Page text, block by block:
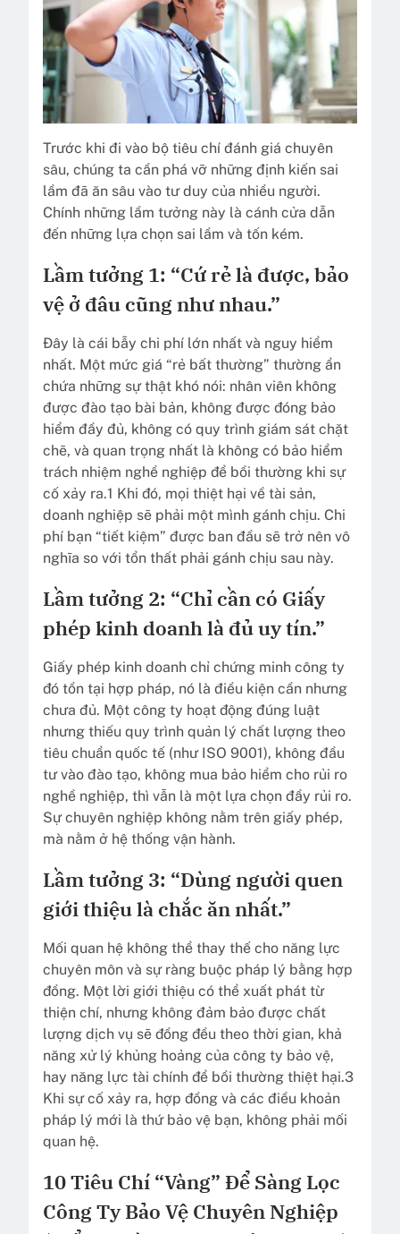
Trước khi đi vào bộ tiêu chí đánh giá chuyên
sâu, chúng ta cần phá vỡ những định kiến sai
lầm đã ăn sâu vào tư duy của nhiều người.
Chính những lầm tưởng này là cánh cửa dẫn
đến những lựa chọn sai lầm và tốn kém.
Lầm tưởng 1: “Cứ rẻ là được, bảo
vệ ở đâu cũng như nhau.”
Đây là cái bẫy chi phí lớn nhất và nguy hiểm
nhất. Một mức giá “rẻ bất thường” thường ẩn
chứa những sự thật khó nói: nhân viên không
được đào tạo bài bản, không được đóng bảo
hiểm đầy đủ, không có quy trình giám sát chặt
chẽ, và quan trọng nhất là không có bảo hiểm
trách nhiệm nghề nghiệp để bồi thường khi sự
cố xảy ra.1 Khi đó, mọi thiệt hại về tài sản,
doanh nghiệp sẽ phải một mình gánh chịu. Chi
phí bạn “tiết kiệm” được ban đầu sẽ trở nên vô
nghĩa so với tổn thất phải gánh chịu sau này.
Lầm tưởng 2: “Chỉ cần có Giấy
phép kinh doanh là đủ uy tín.”
Giấy phép kinh doanh chỉ chứng minh công ty
đó tồn tại hợp pháp, nó là điều kiện cần nhưng
chưa đủ. Một công ty hoạt động đúng luật
nhưng thiếu quy trình quản lý chất lượng theo
tiêu chuẩn quốc tế (như ISO 9001), không đầu
tư vào đào tạo, không mua bảo hiểm cho rủi ro
nghề nghiệp, thì vẫn là một lựa chọn đầy rủi ro.
Sự chuyên nghiệp không nằm trên giấy phép,
mà nằm ở hệ thống vận hành.
Lầm tưởng 3: “Dùng người quen
giới thiệu là chắc ăn nhất.”
Mối quan hệ không thể thay thế cho năng lực
chuyên môn và sự ràng buộc pháp lý bằng hợp
đồng. Một lời giới thiệu có thể xuất phát từ
thiện chí, nhưng không đảm bảo được chất
lượng dịch vụ sẽ đồng đều theo thời gian, khả
năng xử lý khủng hoảng của công ty bảo vệ,
hay năng lực tài chính để bồi thường thiệt hại.3
Khi sự cố xảy ra, hợp đồng và các điều khoản
pháp lý mới là thứ bảo vệ bạn, không phải mối
quan hệ.
10 Tiêu Chí “Vàng” Để Sàng Lọc
Công Ty Bảo Vệ Chuyên Nghiệp